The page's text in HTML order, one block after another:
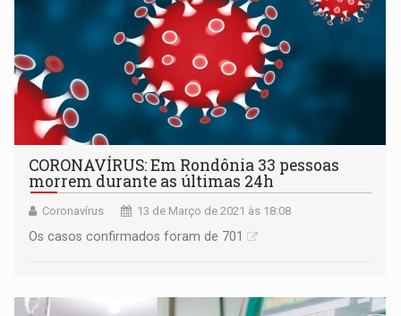
CORONAVÍRUS: Em Rondônia 33 pessoas
morrem durante as últimas 24h
Coronavírus 13 de Março de 2021 às 18:08
Os casos confirmados foram de 701